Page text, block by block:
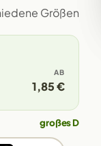
Größen
AB
1,85 €
großes D